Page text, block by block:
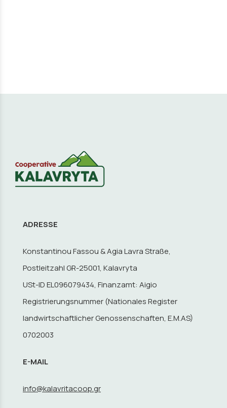
ADRESSE
Konstantinou Fassou & Agia Lavra Straße,
Postleitzahl GR-25001, Kalavryta
USt-ID EL096079434, Finanzamt: Aigio
Registrierungsnummer (Nationales Register
landwirtschaftlicher Genossenschaften, E.M.AS)
0702003
E-MAIL
info@kalavritacoop.gr